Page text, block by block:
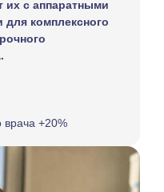
их с аппаратными
комплексного
врача +20%